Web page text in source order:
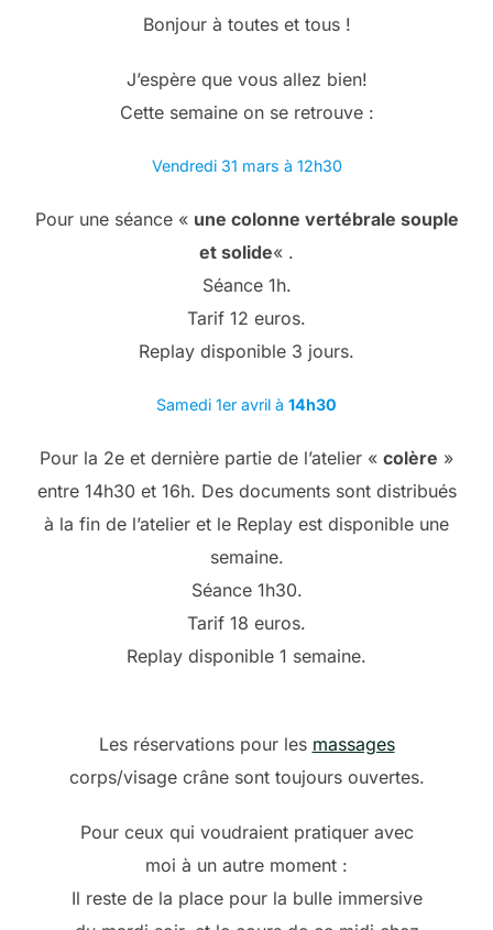
Bonjour à toutes et tous !
J’espère que vous allez bien!
Cette semaine on se retrouve :
Vendredi 31 mars à 12h30
Pour une séance « une colonne vertébrale souple
et solide« .
Séance 1h.
Tarif 12 euros.
Replay disponible 3 jours.
Samedi 1er avril à 14h30
Pour la 2e et dernière partie de l’atelier « colère »
entre 14h30 et 16h. Des documents sont distribués
à la fin de l’atelier et le Replay est disponible une
semaine.
Séance 1h30.
Tarif 18 euros.
Replay disponible 1 semaine.
Les réservations pour les massages
corps/visage crâne sont toujours ouvertes.
Pour ceux qui voudraient pratiquer avec
moi à un autre moment :
Il reste de la place pour la bulle immersive